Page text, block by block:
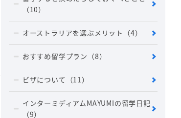
（10）
オーストラリアを選ぶメリット （4）
おすすめ留学プラン （8）
ビザについて （11）
インターミディアムMAYUMIの留学日記
（9）